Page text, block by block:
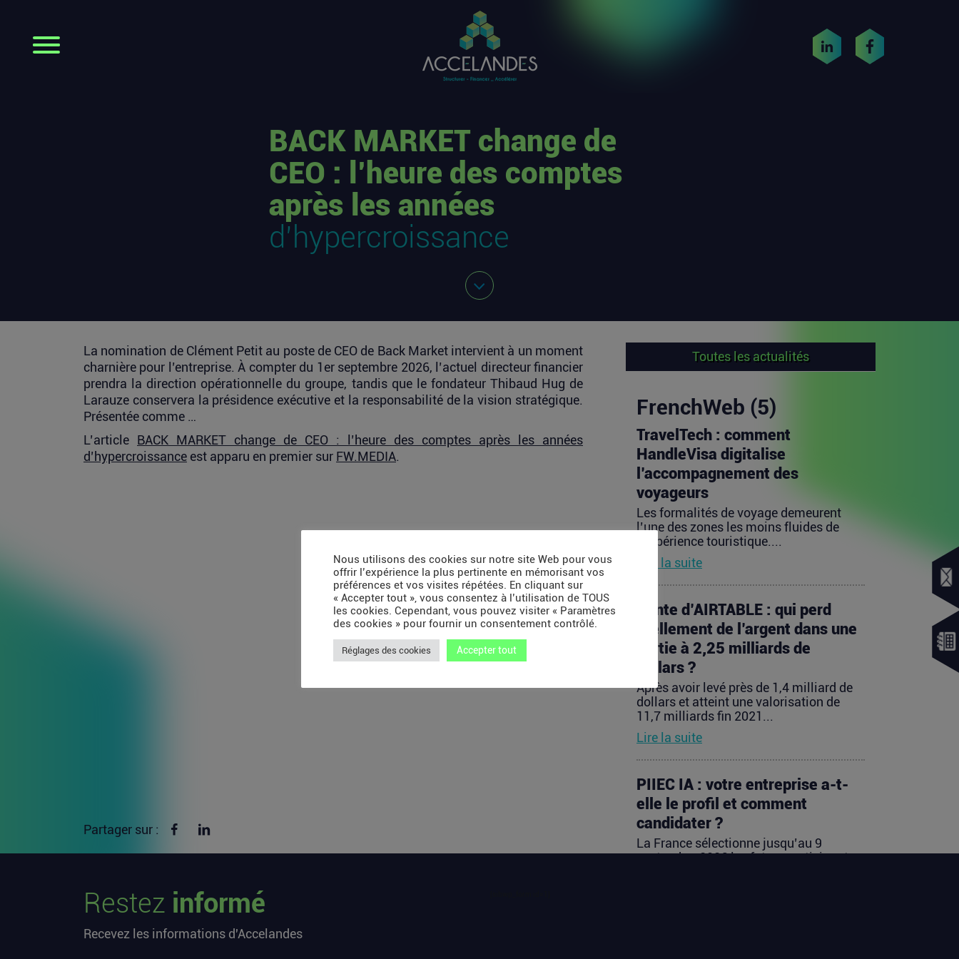
BACK MARKET change de
CEO : l’heure des comptes
après les années
d’hypercroissance
La nomination de Clément Petit au poste de CEO de Back Market intervient à un moment
charnière pour l’entreprise. À compter du 1er septembre 2026, l’actuel directeur financier
prendra la direction opérationnelle du groupe, tandis que le fondateur Thibaud Hug de
Larauze conservera la présidence exécutive et la responsabilité de la vision stratégique.
Présentée comme …
L’article BACK MARKET change de CEO : l’heure des comptes après les années
d’hypercroissance est apparu en premier sur FW.MEDIA.
Partager sur : Partager sur Facebook
Toutes les actualités
FrenchWeb (5)
TravelTech : comment
HandleVisa digitalise
l’accompagnement des
voyageurs
Les formalités de voyage demeurent
l’une des zones les moins fluides de
l’expérience touristique....
Lire la suite
Vente d’AIRTABLE : qui perd
réellement de l’argent dans une
sortie à 2,25 milliards de
dollars ?
Après avoir levé près de 1,4 milliard de
dollars et atteint une valorisation de
11,7 milliards fin 2021...
Lire la suite
PIIEC IA : votre entreprise a-t-
elle le profil et comment
candidater ?
La France sélectionne jusqu’au 9
septembre 2026 les futurs participants
Restez informé
Recevez les informations d'Accelandes
Nous utilisons des cookies sur notre site Web pour vous
offrir l’expérience la plus pertinente en mémorisant vos
préférences et vos visites répétées. En cliquant sur
« Accepter tout », vous consentez à l’utilisation de TOUS
les cookies. Cependant, vous pouvez visiter « Paramètres
des cookies » pour fournir un consentement contrôlé.
Réglages des cookies Accepter tout